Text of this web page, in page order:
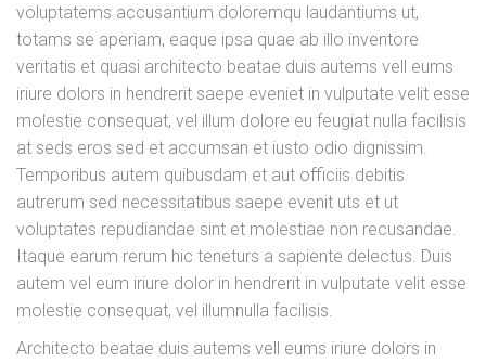
voluptatems accusantium doloremqu laudantiums ut,
totams se aperiam, eaque ipsa quae ab illo inventore
veritatis et quasi architecto beatae duis autems vell eums
iriure dolors in hendrerit saepe eveniet in vulputate velit esse
molestie consequat, vel illum dolore eu feugiat nulla facilisis
at seds eros sed et accumsan et iusto odio dignissim.
Temporibus autem quibusdam et aut officiis debitis
autrerum sed necessitatibus saepe evenit uts et ut
voluptates repudiandae sint et molestiae non recusandae.
Itaque earum rerum hic teneturs a sapiente delectus. Duis
autem vel eum iriure dolor in hendrerit in vulputate velit esse
molestie consequat, vel illumnulla facilisis.
Architecto beatae duis autems vell eums iriure dolors in